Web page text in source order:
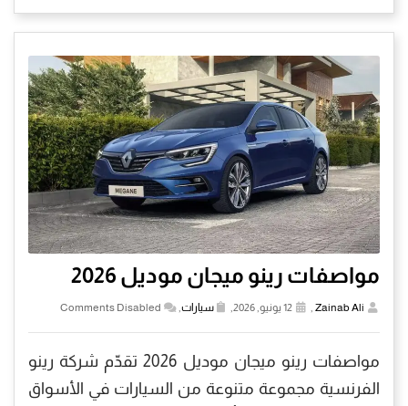
مواصفات رينو ميجان موديل 2026
Zainab Ali
, سيارات,
Comments Disabled
مواصفات رينو ميجان موديل 2026 تقدّم شركة رينو
الفرنسية مجموعة متنوعة من السيارات في الأسواق